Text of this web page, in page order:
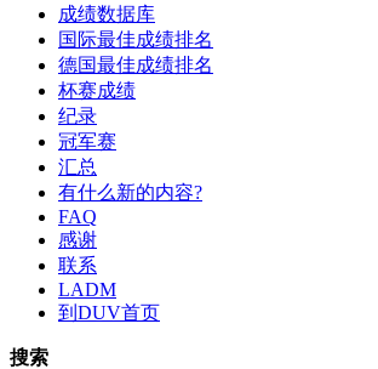
成绩数据库
国际最佳成绩排名
德国最佳成绩排名
杯赛成绩
纪录
冠军赛
汇总
有什么新的内容?
FAQ
感谢
联系
LADM
到DUV首页
搜索